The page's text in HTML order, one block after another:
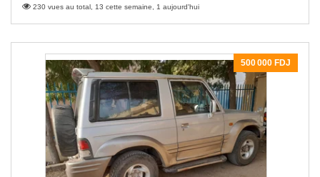
230 vues au total, 13 cette semaine, 1 aujourd'hui
500 000 FDJ